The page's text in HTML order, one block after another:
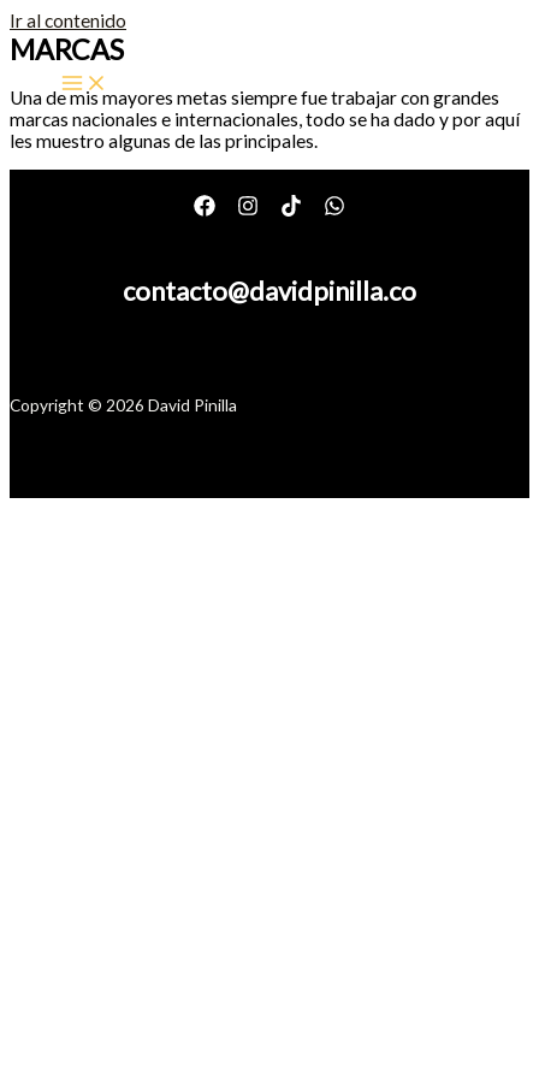
Ir al contenido
MARCAS
Una de mis mayores metas siempre fue trabajar con grandes
marcas nacionales e internacionales, todo se ha dado y por aquí
les muestro algunas de las principales.
contacto@davidpinilla.co
Copyright © 2026 David Pinilla